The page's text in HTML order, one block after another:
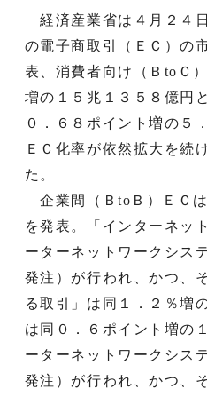
経済産業省は４月２４
の電子商取引（ＥＣ）の
表、消費者向け（ＢtoＣ
増の１５兆１３５８億円
０．６８ポイント増の５
ＥＣ化率が依然拡大を続
た。
企業間（ＢtoＢ）ＥＣ
を発表。「インターネッ
ーターネットワークシス
発注）が行われ、かつ、
る取引」は同１．２％増
は同０．６ポイント増の
ーターネットワークシス
発注）が行われ、かつ、